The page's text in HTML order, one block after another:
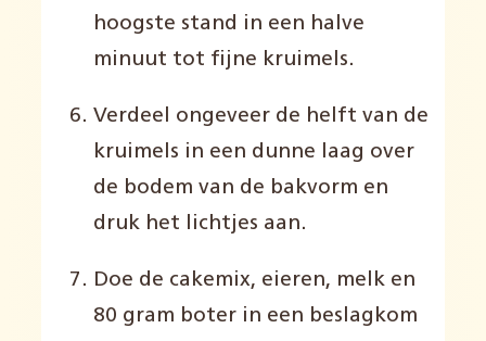
hoogste stand in een halve
minuut tot fijne kruimels.
Verdeel ongeveer de helft van de
kruimels in een dunne laag over
de bodem van de bakvorm en
druk het lichtjes aan.
Doe de cakemix, eieren, melk en
80 gram boter in een beslagkom